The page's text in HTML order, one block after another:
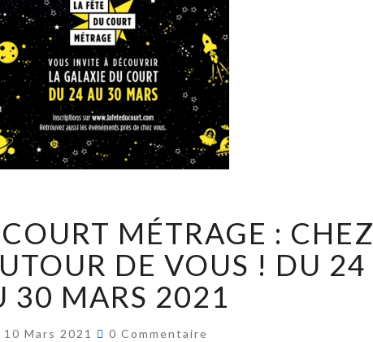
MÉTRAGE : CHEZ
DE VOUS ! DU 24
30 MARS 2021
10 Mars 2021 0 Commentaire